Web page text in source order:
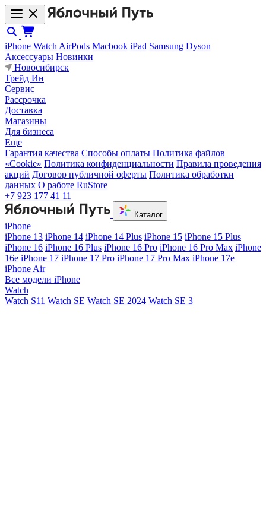
iPhone Watch AirPods Macbook iPad Samsung Dyson
Аксессуары Новинки
Новосибирск
Трейд Ин
Сервис
Рассрочка
Доставка
Магазины
Для бизнеса
Еще
Гарантия качества Способы оплаты Политика файлов
«Cookie» Политика конфиденциальности Правила проведения
акций Договор публичной оферты Политика обработки
данных О работе RuStore
+7 923 177 41 11
Каталог
iPhone
iPhone 13 iPhone 14 iPhone 14 Plus iPhone 15 iPhone 15 Plus
iPhone 16 iPhone 16 Plus iPhone 16 Pro iPhone 16 Pro Max iPhone
16e iPhone 17 iPhone 17 Pro iPhone 17 Pro Max iPhone 17e
iPhone Air
Все модели iPhone
Watch
Watch S11 Watch SE Watch SE 2024 Watch SE 3